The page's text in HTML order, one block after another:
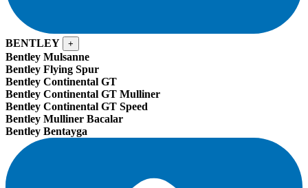
BENTLEY +
Bentley Mulsanne
Bentley Flying Spur
Bentley Continental GT
Bentley Continental GT Mulliner
Bentley Continental GT Speed
Bentley Mulliner Bacalar
Bentley Bentayga